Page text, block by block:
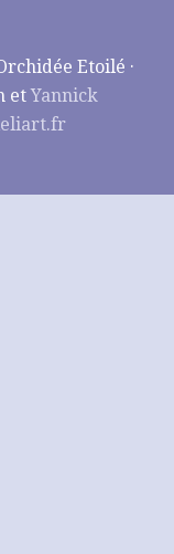
Etoilé ·
etYannick